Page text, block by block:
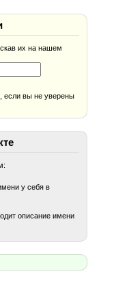
их на нашем
если вы не уверены
у себя в
описание имени